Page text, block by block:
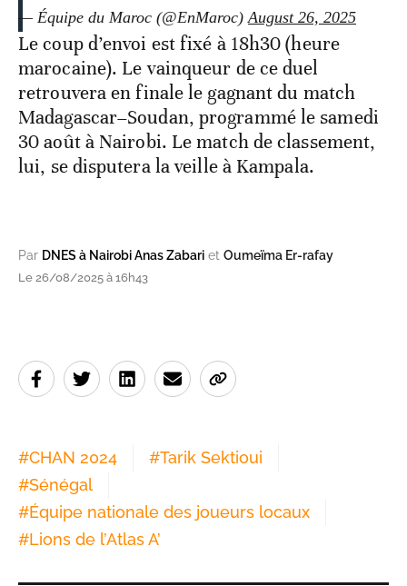
— Équipe du Maroc (@EnMaroc)August 26, 2025
Le coup d’envoi est fixé à 18h30 (heure
marocaine). Le vainqueur de ce duel
retrouvera en finale le gagnant du match
Madagascar–Soudan, programmé le samedi
30 août à Nairobi. Le match de classement,
lui, se disputera la veille à Kampala.
Par DNES à Nairobi Anas Zabari et Oumeïma Er-rafay
Le 26/08/2025 à 16h43
#CHAN 2024 #Tarik Sektioui
#Sénégal
#Équipe nationale des joueurs locaux
#Lions de l’Atlas A’